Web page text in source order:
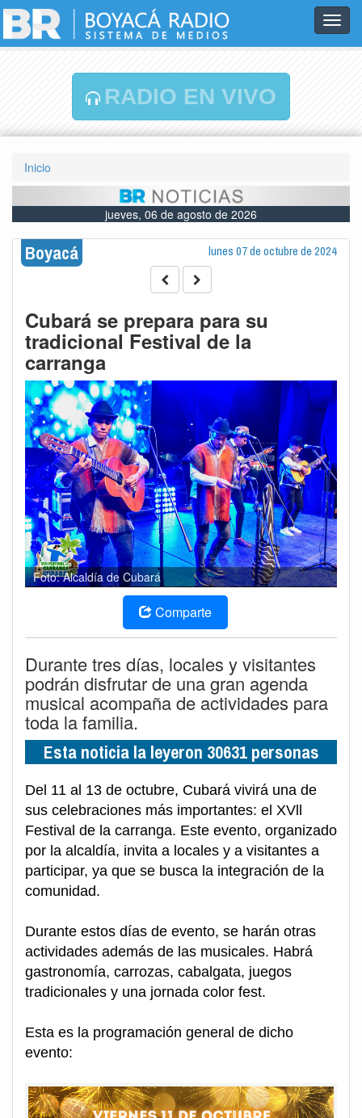
RADIO EN VIVO
Inicio
jueves, 06 de agosto de 2026
Boyacá lunes 07 de octubre de 2024
Cubará se prepara para su
tradicional Festival de la
carranga
Foto: Alcaldía de Cubará
Comparte
Durante tres días, locales y visitantes
podrán disfrutar de una gran agenda
musical acompaña de actividades para
toda la familia.
Esta noticia la leyeron 30631 personas
Del 11 al 13 de octubre, Cubará vivirá una de
sus celebraciones más importantes: el XVll
Festival de la carranga. Este evento, organizado
por la alcaldía, invita a locales y a visitantes a
participar, ya que se busca la integración de la
comunidad.
Durante estos días de evento, se harán otras
actividades además de las musicales. Habrá
gastronomía, carrozas, cabalgata, juegos
tradicionales y una jornada color fest.
Esta es la programación general de dicho
evento: